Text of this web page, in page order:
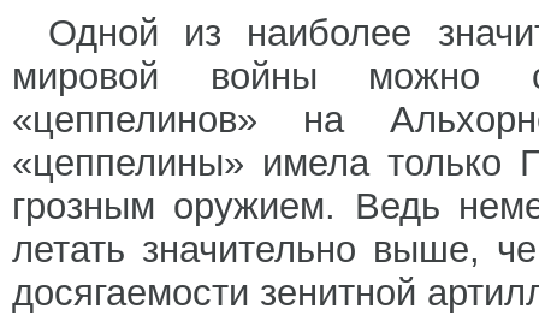
Одной из наиболее
мировой войны можно
«цеппелинов» на
«цеппелины» имела только
грозным оружием. Ведь
летать значительно выше,
досягаемости зенитной